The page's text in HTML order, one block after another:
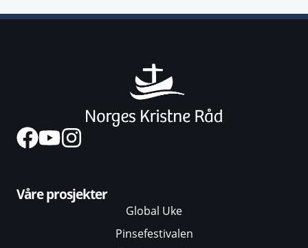
Våre prosjekter
Global Uke
Pinsefestivalen